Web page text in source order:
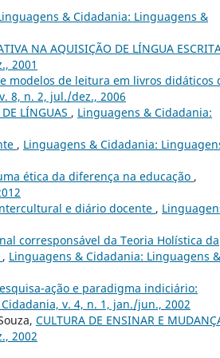
& Cidadania: Linguagens &
NA AQUISIÇÃO DE LÍNGUA
2001
modelos de leitura em livros didáticos
8, n. 2, jul./dez., 2006
LÍNGUAS , Linguagens & Cidadania:
, Linguagens & Cidadania:
ética da diferença na educação ,
e diário docente ,
corresponsável da Teoria Holística da
, Linguagens & Cidadania: Linguagens &
ação e paradigma indiciário:
v. 4, n. 1, jan./jun., 2002
CULTURA DE ENSINAR E
2002